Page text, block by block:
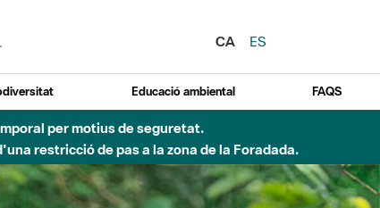
CA
ES
Educació ambiental FAQS
per motius de seguretat.
restricció de pas a la zona de la Foradada.